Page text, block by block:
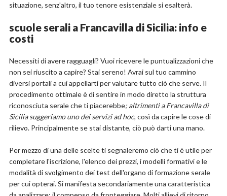
situazione, senz'altro, il tuo tenore esistenziale si esalterà.
scuole serali a Francavilla di Sicilia: info e
costi
Necessiti di avere ragguagli? Vuoi ricevere le puntualizzazioni che
non sei riuscito a capire? Stai sereno! Avrai sul tuo cammino
diversi portali a cui appellarti per valutare tutto ciò che serve. Il
procedimento ottimale è di sentire in modo diretto la struttura
riconosciuta serale che ti piacerebbe; altrimenti a Francavilla di
Sicilia suggeriamo uno dei servizi ad hoc, così da capire le cose di
rilievo. Principalmente se stai distante, ciò può darti una mano.
Per mezzo di una delle scelte ti segnaleremo ciò che ti è utile per
completare l'iscrizione, l'elenco dei prezzi, i modelli formativi e le
modalità di svolgimento dei test dell'organo di formazione serale
per cui opterai. Si manifesta secondariamente una caratteristica